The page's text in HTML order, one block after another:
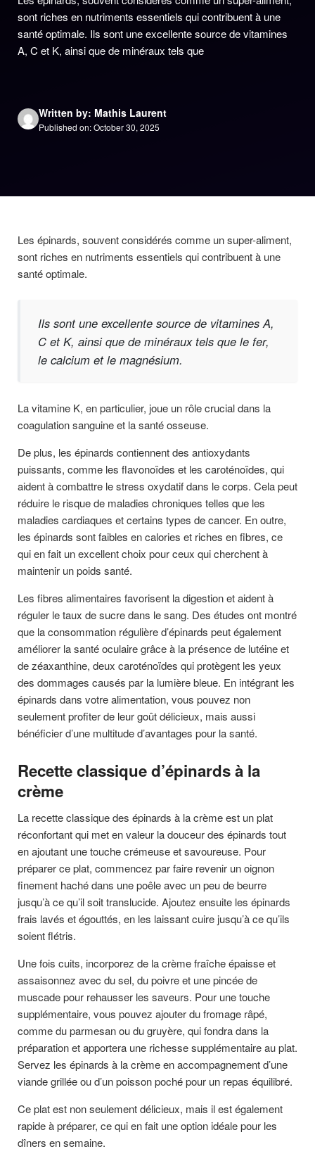
sont riches en nutriments essentiels qui contribuent à une
santé optimale. Ils sont une excellente source de vitamines
A, C et K, ainsi que de minéraux tels que
Written by: Mathis Laurent
Published on: October 30, 2025
Les épinards, souvent considérés comme un super-aliment,
sont riches en nutriments essentiels qui contribuent à une
santé optimale.
Ils sont une excellente source de vitamines A,
C et K, ainsi que de minéraux tels que le fer,
le calcium et le magnésium.
La vitamine K, en particulier, joue un rôle crucial dans la
coagulation sanguine et la santé osseuse.
De plus, les épinards contiennent des antioxydants
puissants, comme les flavonoïdes et les caroténoïdes, qui
aident à combattre le stress oxydatif dans le corps. Cela peut
réduire le risque de maladies chroniques telles que les
maladies cardiaques et certains types de cancer. En outre,
les épinards sont faibles en calories et riches en fibres, ce
qui en fait un excellent choix pour ceux qui cherchent à
maintenir un poids santé.
Les fibres alimentaires favorisent la digestion et aident à
réguler le taux de sucre dans le sang. Des études ont montré
que la consommation régulière d’épinards peut également
améliorer la santé oculaire grâce à la présence de lutéine et
de zéaxanthine, deux caroténoïdes qui protègent les yeux
des dommages causés par la lumière bleue. En intégrant les
épinards dans votre alimentation, vous pouvez non
seulement profiter de leur goût délicieux, mais aussi
bénéficier d’une multitude d’avantages pour la santé.
Recette classique d’épinards à la
crème
La recette classique des épinards à la crème est un plat
réconfortant qui met en valeur la douceur des épinards tout
en ajoutant une touche crémeuse et savoureuse. Pour
préparer ce plat, commencez par faire revenir un oignon
finement haché dans une poêle avec un peu de beurre
jusqu’à ce qu’il soit translucide. Ajoutez ensuite les épinards
frais lavés et égouttés, en les laissant cuire jusqu’à ce qu’ils
soient flétris.
Une fois cuits, incorporez de la crème fraîche épaisse et
assaisonnez avec du sel, du poivre et une pincée de
muscade pour rehausser les saveurs. Pour une touche
supplémentaire, vous pouvez ajouter du fromage râpé,
comme du parmesan ou du gruyère, qui fondra dans la
préparation et apportera une richesse supplémentaire au plat.
Servez les épinards à la crème en accompagnement d’une
viande grillée ou d’un poisson poché pour un repas équilibré.
Ce plat est non seulement délicieux, mais il est également
rapide à préparer, ce qui en fait une option idéale pour les
dîners en semaine.